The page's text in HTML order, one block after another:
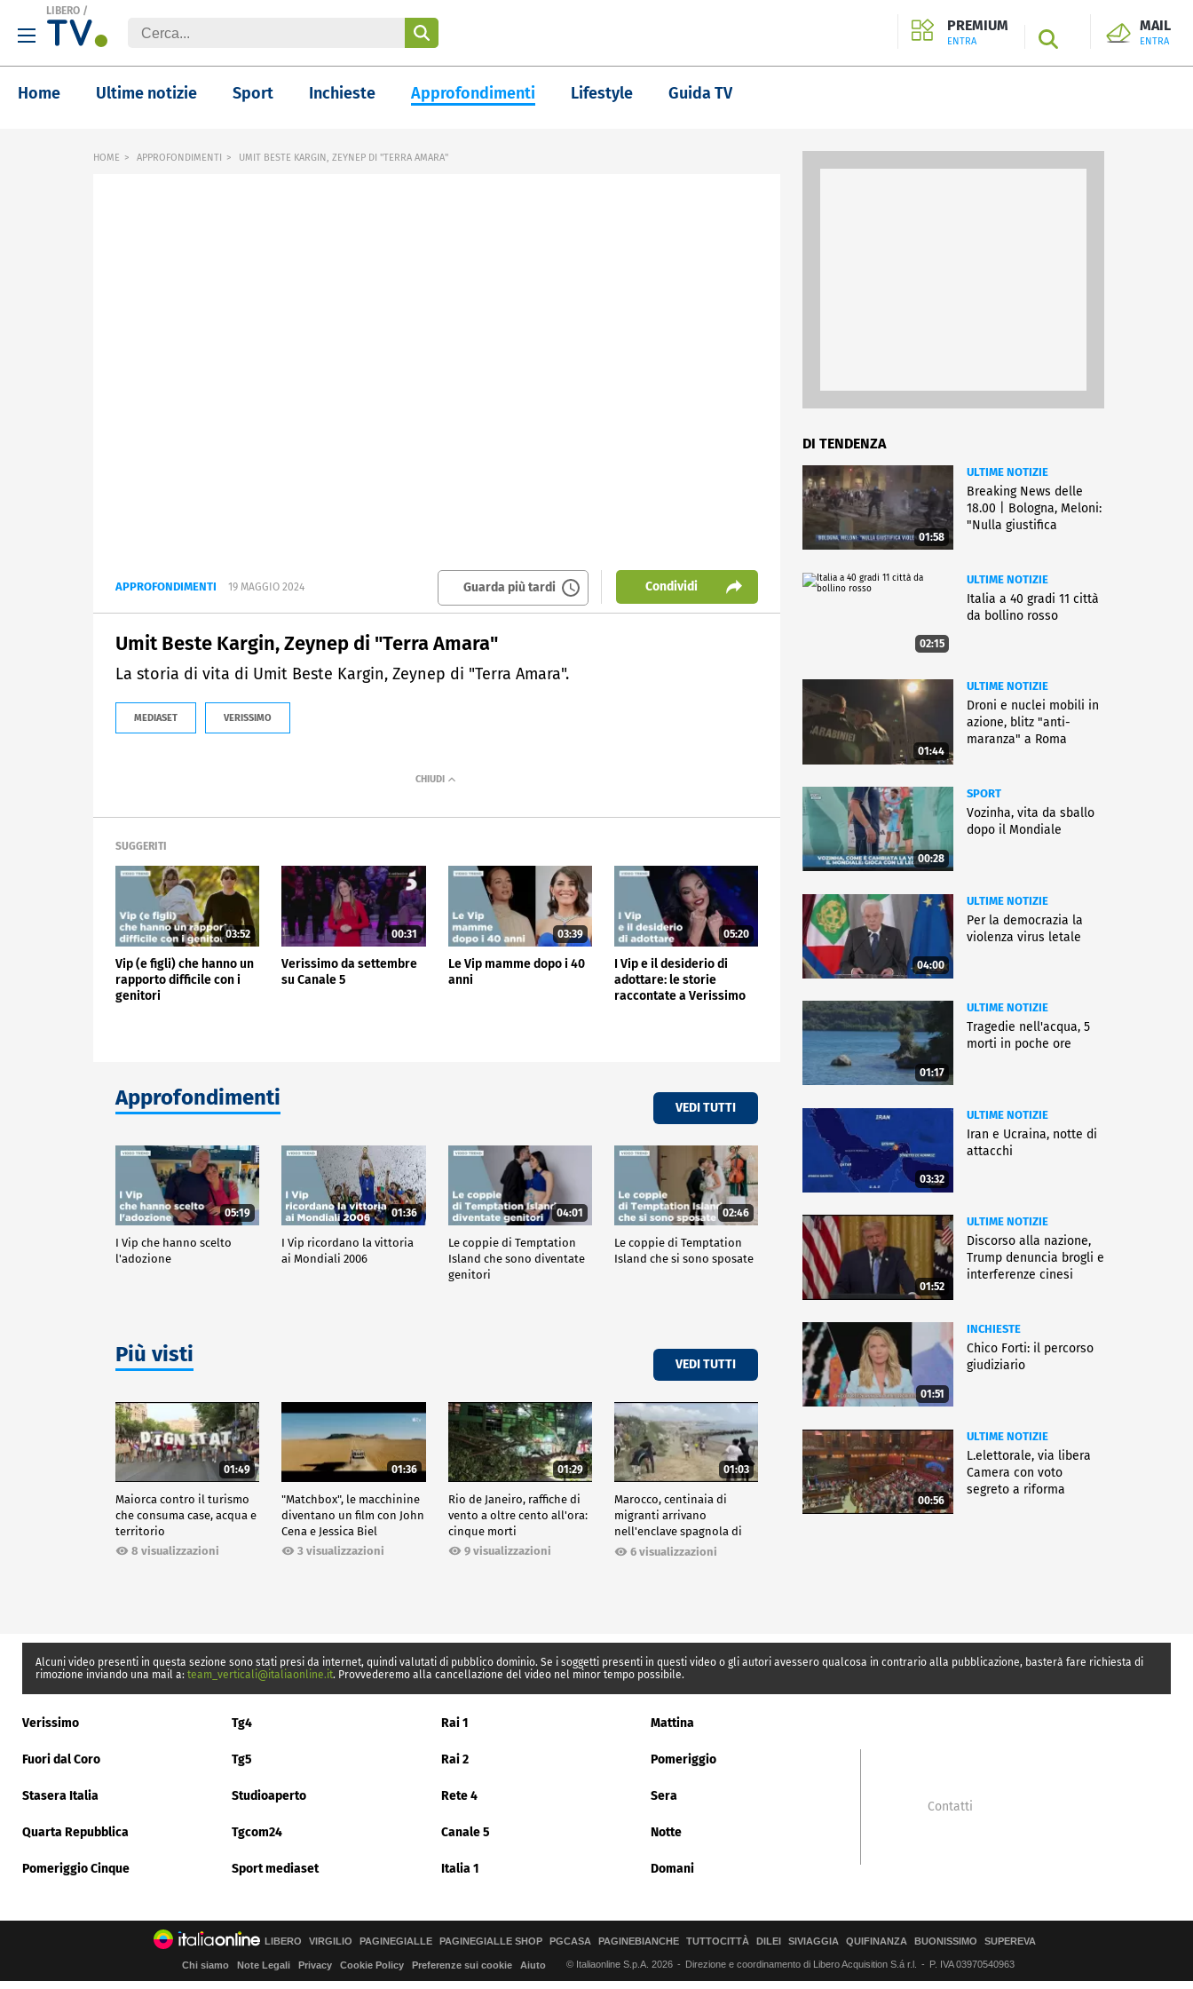
LIBERO /
PREMIUM
ENTRA SEARCH
MAIL
ENTRA
Home Ultime notizie Sport Inchieste Approfondimenti Lifestyle Guida TV
HOME APPROFONDIMENTI UMIT BESTE KARGIN, ZEYNEP DI "TERRA AMARA"
APPROFONDIMENTI 19 MAGGIO 2024 Guarda più tardi Condividi
Umit Beste Kargin, Zeynep di "Terra Amara"
La storia di vita di Umit Beste Kargin, Zeynep di "Terra Amara".
MEDIASET VERISSIMO
SUGGERITI
03:52
Vip (e figli) che hanno un
rapporto difficile con i
genitori
00:31
Verissimo da settembre
su Canale 5
03:39
Le Vip mamme dopo i 40
anni
05:20
I Vip e il desiderio di
adottare: le storie
raccontate a Verissimo
Approfondimenti VEDI TUTTI
05:19
I Vip che hanno scelto
l'adozione
01:36
I Vip ricordano la vittoria
ai Mondiali 2006
04:01
Le coppie di Temptation
Island che sono diventate
genitori
02:46
Le coppie di Temptation
Island che si sono sposate
Più visti VEDI TUTTI
01:49
Maiorca contro il turismo
che consuma case, acqua e
territorio
8 visualizzazioni
01:36
"Matchbox", le macchinine
diventano un film con John
Cena e Jessica Biel
3 visualizzazioni
01:29
Rio de Janeiro, raffiche di
vento a oltre cento all'ora:
cinque morti
9 visualizzazioni
01:03
Marocco, centinaia di
migranti arrivano
nell'enclave spagnola di
Ceuta6 visualizzazioni
DI TENDENZA
01:58
ULTIME NOTIZIE
Breaking News delle
18.00 | Bologna, Meloni:
"Nulla giustifica
02:15
ULTIME NOTIZIE
Italia a 40 gradi 11 città
da bollino rosso
01:44
ULTIME NOTIZIE
Droni e nuclei mobili in
azione, blitz "anti-
maranza" a Roma
00:28
SPORT
Vozinha, vita da sballo
dopo il Mondiale
04:00
ULTIME NOTIZIE
Per la democrazia la
violenza virus letale
01:17
ULTIME NOTIZIE
Tragedie nell'acqua, 5
morti in poche ore
03:32
ULTIME NOTIZIE
Iran e Ucraina, notte di
attacchi
01:52
ULTIME NOTIZIE
Discorso alla nazione,
Trump denuncia brogli e
interferenze cinesi
01:51
INCHIESTE
Chico Forti: il percorso
giudiziario
00:56
ULTIME NOTIZIE
L.elettorale, via libera
Camera con voto
segreto a riforma
Alcuni video presenti in questa sezione sono stati presi da internet, quindi valutati di pubblico dominio. Se i soggetti presenti in questi video o gli autori avessero qualcosa in contrario alla pubblicazione, basterà fare richiesta di
rimozione inviando una mail a: team_verticali@italiaonline.it. Provvederemo alla cancellazione del video nel minor tempo possibile.
Verissimo Tg4 Rai 1 Mattina
Fuori dal Coro Tg5 Rai 2 Pomeriggio
Stasera Italia Studioaperto Rete 4 Sera
Quarta Repubblica Tgcom24 Canale 5 Notte
Pomeriggio Cinque Sport mediaset Italia 1 Domani
Contatti
LIBERO VIRGILIO PAGINEGIALLE PAGINEGIALLE SHOP PGCASA PAGINEBIANCHE TUTTOCITTÀ DILEI SIVIAGGIA QUIFINANZA BUONISSIMO SUPEREVA
Chi siamo Note Legali Privacy Cookie Policy Preferenze sui cookie Aiuto © Italiaonline S.p.A. 2026 Direzione e coordinamento di Libero Acquisition S.á r.l. P. IVA 03970540963